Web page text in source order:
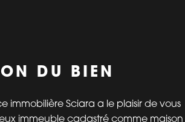
DU BIEN
immobilière Sciara a le plaisir de vous
immeuble cadastré comme maison